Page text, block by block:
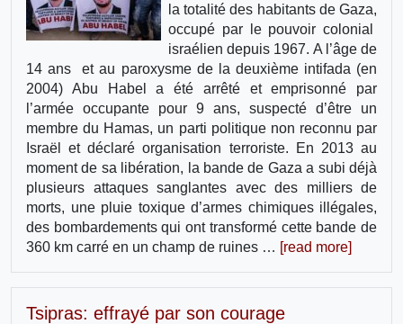
la totalité des habitants de Gaza,
occupé par le pouvoir colonial
israélien depuis 1967. A l’âge de
14 ans et au paroxysme de la deuxième intifada (en
2004) Abu Habel a été arrêté et emprisonné par
l’armée occupante pour 9 ans, suspecté d’être un
membre du Hamas, un parti politique non reconnu par
Israël et déclaré organisation terroriste. En 2013 au
moment de sa libération, la bande de Gaza a subi déjà
plusieurs attaques sanglantes avec des milliers de
morts, une pluie toxique d’armes chimiques illégales,
des bombardements qui ont transformé cette bande de
360 km carré en un champ de ruines … [read more]
Tsipras: effrayé par son courage